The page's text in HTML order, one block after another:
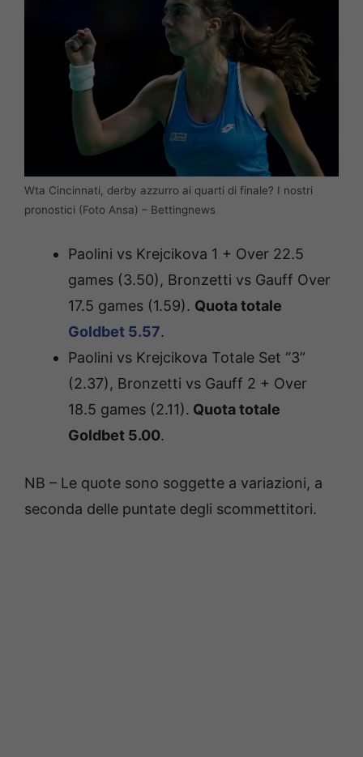
Wta Cincinnati, derby azzurro ai quarti di finale? I nostri
pronostici (Foto Ansa) – Bettingnews
Paolini vs Krejcikova 1 + Over 22.5
games (3.50), Bronzetti vs Gauff Over
17.5 games (1.59). Quota totale
Goldbet 5.57.
Paolini vs Krejcikova Totale Set “3”
(2.37), Bronzetti vs Gauff 2 + Over
18.5 games (2.11). Quota totale
Goldbet 5.00.
NB – Le quote sono soggette a variazioni, a
seconda delle puntate degli scommettitori.